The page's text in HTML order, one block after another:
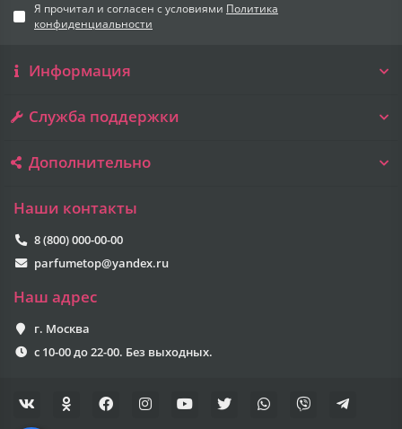
Я прочитал и согласен с условиями Политика
конфиденциальности
Информация
Служба поддержки
Дополнительно
Наши контакты
8 (800) 000-00-00
parfumetop@yandex.ru
Наш адрес
г. Москва
с 10-00 до 22-00. Без выходных.